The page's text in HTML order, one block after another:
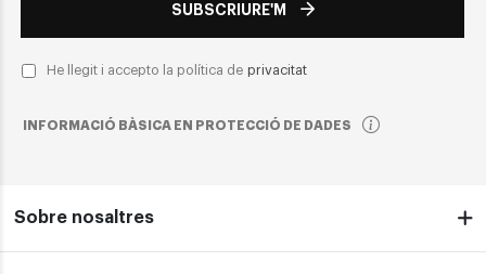
SUBSCRIURE'M
He llegit i accepto la política de privacitat
INFORMACIÓ BÀSICA EN PROTECCIÓ DE DADES
Sobre nosaltres